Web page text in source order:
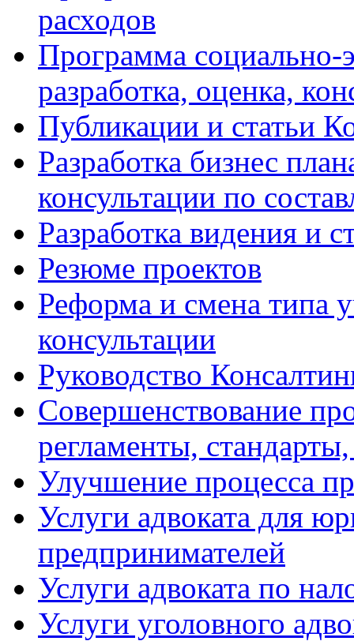
расходов
Программа социально-
разработка, оценка,
Публикации и статьи
Разработка бизнес
консультации по
Разработка видения и
Резюме проектов
Реформа и смена типа
консультации
Руководство
Совершенствование
регламенты,
Улучшение процесса
Услуги адвоката для
предпринимателей
Услуги адвоката по
Услуги уголовного